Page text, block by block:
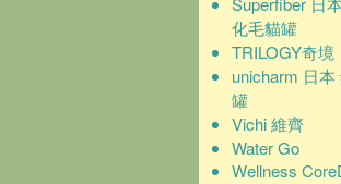
化毛貓罐
TRILOGY奇境
unicharm 日
罐
Vichi 維齊
Water Go
Wellness